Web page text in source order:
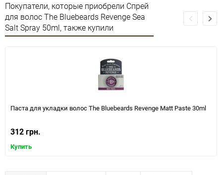
Покупатели, которые приобрели Спрей
для волос The Bluebeards Revenge Sea
Salt Spray 50ml, также купили
Паста для укладки волос The Bluebeards Revenge Matt Paste 30ml
312 грн.
Купить